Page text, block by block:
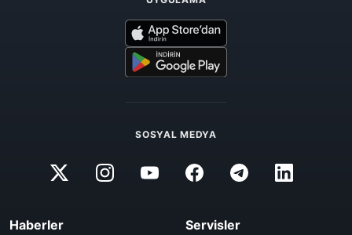
SOSYAL MEDYA
Haberler Servisler